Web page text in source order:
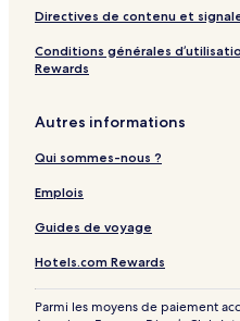
Directives de contenu et
Conditions générales
Rewards
Autres informations
Qui sommes-nous ?
Emplois
Guides de voyage
Hotels.com Rewards
Parmi les moyens de paiement